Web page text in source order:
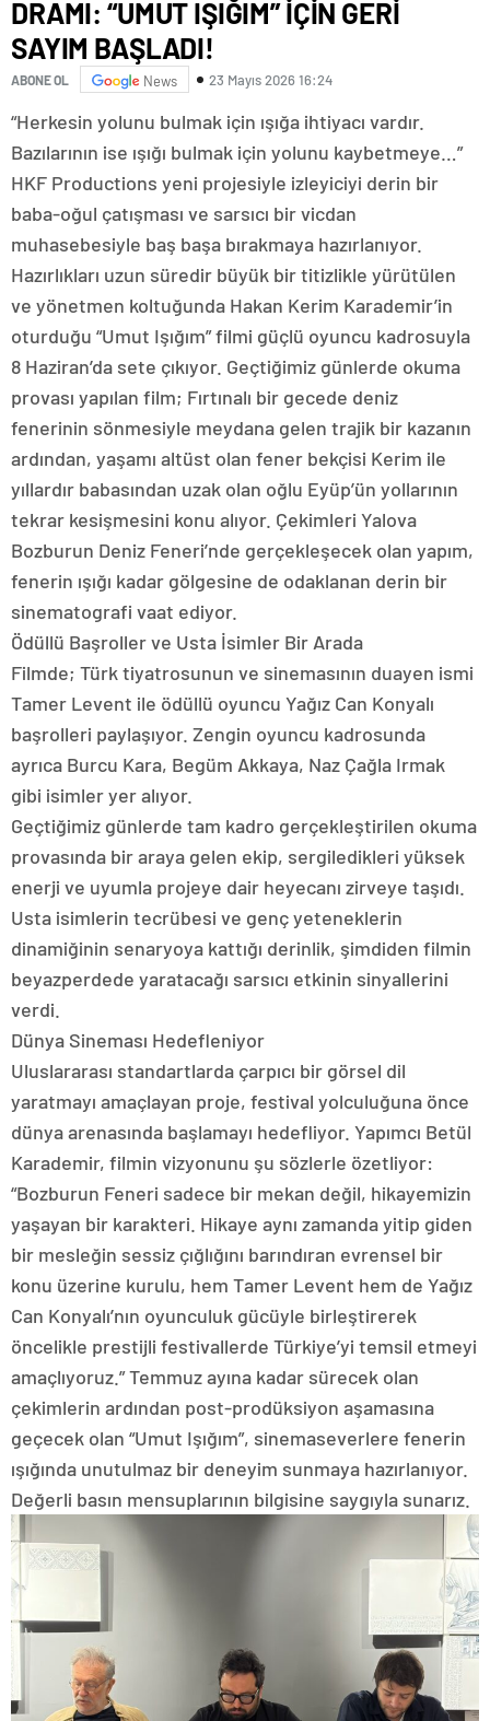
DRAMI: “UMUT IŞIĞIM” İÇİN GERİ
SAYIM BAŞLADI!
ABONE OL News 23 Mayıs 2026 16:24
“Herkesin yolunu bulmak için ışığa ihtiyacı vardır.
Bazılarının ise ışığı bulmak için yolunu kaybetmeye…”
HKF Productions yeni projesiyle izleyiciyi derin bir
baba-oğul çatışması ve sarsıcı bir vicdan
muhasebesiyle baş başa bırakmaya hazırlanıyor.
Hazırlıkları uzun süredir büyük bir titizlikle yürütülen
ve yönetmen koltuğunda Hakan Kerim Karademir’in
oturduğu “Umut Işığım” filmi güçlü oyuncu kadrosuyla
8 Haziran’da sete çıkıyor. Geçtiğimiz günlerde okuma
provası yapılan film; Fırtınalı bir gecede deniz
fenerinin sönmesiyle meydana gelen trajik bir kazanın
ardından, yaşamı altüst olan fener bekçisi Kerim ile
yıllardır babasından uzak olan oğlu Eyüp’ün yollarının
tekrar kesişmesini konu alıyor. Çekimleri Yalova
Bozburun Deniz Feneri’nde gerçekleşecek olan yapım,
fenerin ışığı kadar gölgesine de odaklanan derin bir
sinematografi vaat ediyor.
Ödüllü Başroller ve Usta İsimler Bir Arada
Filmde; Türk tiyatrosunun ve sinemasının duayen ismi
Tamer Levent ile ödüllü oyuncu Yağız Can Konyalı
başrolleri paylaşıyor. Zengin oyuncu kadrosunda
ayrıca Burcu Kara, Begüm Akkaya, Naz Çağla Irmak
gibi isimler yer alıyor.
Geçtiğimiz günlerde tam kadro gerçekleştirilen okuma
provasında bir araya gelen ekip, sergiledikleri yüksek
enerji ve uyumla projeye dair heyecanı zirveye taşıdı.
Usta isimlerin tecrübesi ve genç yeteneklerin
dinamiğinin senaryoya kattığı derinlik, şimdiden filmin
beyazperdede yaratacağı sarsıcı etkinin sinyallerini
verdi.
Dünya Sineması Hedefleniyor
Uluslararası standartlarda çarpıcı bir görsel dil
yaratmayı amaçlayan proje, festival yolculuğuna önce
dünya arenasında başlamayı hedefliyor. Yapımcı Betül
Karademir, filmin vizyonunu şu sözlerle özetliyor:
“Bozburun Feneri sadece bir mekan değil, hikayemizin
yaşayan bir karakteri. Hikaye aynı zamanda yitip giden
bir mesleğin sessiz çığlığını barındıran evrensel bir
konu üzerine kurulu, hem Tamer Levent hem de Yağız
Can Konyalı’nın oyunculuk gücüyle birleştirerek
öncelikle prestijli festivallerde Türkiye’yi temsil etmeyi
amaçlıyoruz.” Temmuz ayına kadar sürecek olan
çekimlerin ardından post-prodüksiyon aşamasına
geçecek olan “Umut Işığım”, sinemaseverlere fenerin
ışığında unutulmaz bir deneyim sunmaya hazırlanıyor.
Değerli basın mensuplarının bilgisine saygıyla sunarız.